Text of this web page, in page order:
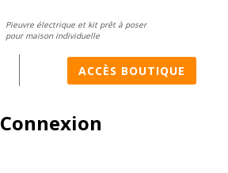
Pieuvre électrique et kit prêt à poser
pour maison individuelle
ACCÈS BOUTIQUE
Connexion